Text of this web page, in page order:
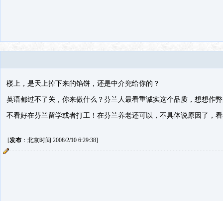
楼上，是天上掉下来的馅饼，还是中介兜给你的？
英语都过不了关，你来做什么？芬兰人最看重诚实这个品质，想想作
不看好在芬兰留学或者打工！在芬兰养老还可以，不具体说原因了，
[发布：北京时间 2008/2/10 6:29:38]